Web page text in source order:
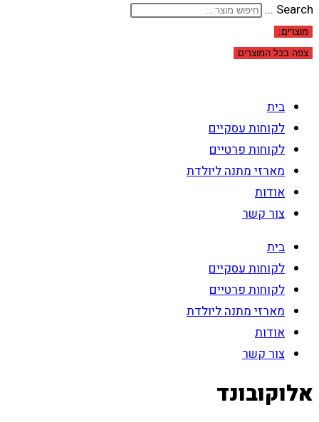
Search ...
מוצרים:
צפה בכל המוצרים
בית
לקוחות עסקיים
לקוחות פרטיים
מארזי מתנה ליולדת
אודות
צור קשר
בית
לקוחות עסקיים
לקוחות פרטיים
מארזי מתנה ליולדת
אודות
צור קשר
אלוקובונד